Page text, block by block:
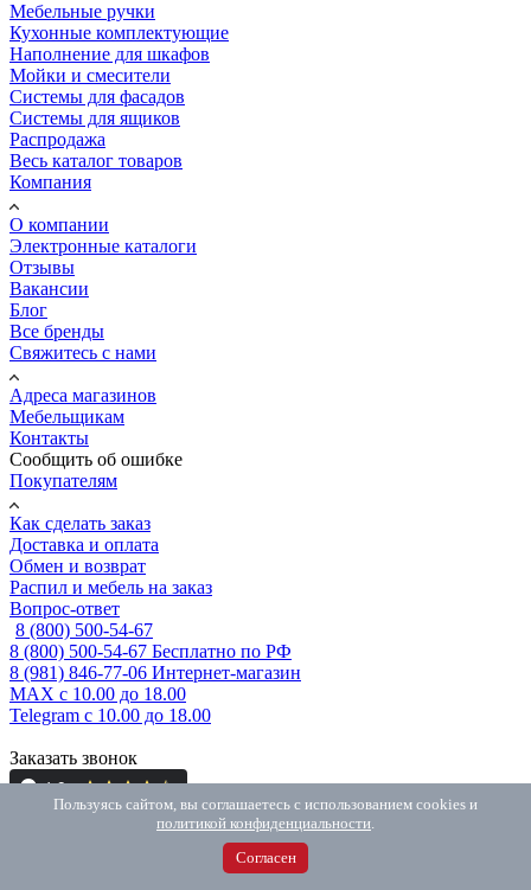
Мебельные ручки
Кухонные комплектующие
Наполнение для шкафов
Мойки и смесители
Системы для фасадов
Системы для ящиков
Распродажа
Весь каталог товаров
Компания
О компании
Электронные каталоги
Отзывы
Вакансии
Блог
Все бренды
Свяжитесь с нами
Адреса магазинов
Мебельщикам
Контакты
Сообщить об ошибке
Покупателям
Как сделать заказ
Доставка и оплата
Обмен и возврат
Распил и мебель на заказ
Вопрос-ответ
8 (800) 500-54-67
8 (800) 500-54-67 Бесплатно по РФ
8 (981) 846-77-06 Интернет-магазин
MAX с 10.00 до 18.00
Telegram с 10.00 до 18.00
Заказать звонок
Пользуясь сайтом, вы соглашаетесь с использованием cookies и
политикой конфиденциальности.
Согласен